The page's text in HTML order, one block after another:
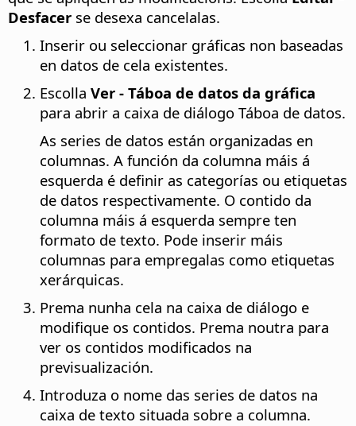
Desfacer se desexa cancelalas.
Inserir ou seleccionar gráficas non baseadas
en datos de cela existentes.
Escolla Ver - Táboa de datos da gráfica
para abrir a caixa de diálogo Táboa de datos.
As series de datos están organizadas en
columnas. A función da columna máis á
esquerda é definir as categorías ou etiquetas
de datos respectivamente. O contido da
columna máis á esquerda sempre ten
formato de texto. Pode inserir máis
columnas para empregalas como etiquetas
xerárquicas.
Prema nunha cela na caixa de diálogo e
modifique os contidos. Prema noutra para
ver os contidos modificados na
previsualización.
Introduza o nome das series de datos na
caixa de texto situada sobre a columna.